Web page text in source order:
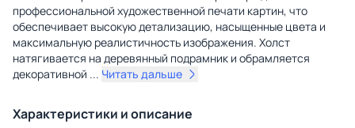
профессиональной художественной печати картин, что
обеспечивает высокую детализацию, насыщенные цвета и
максимальную реалистичность изображения. Холст
натягивается на деревянный подрамник и обрамляется
декоративной ... Читать дальше
Характеристики и описание